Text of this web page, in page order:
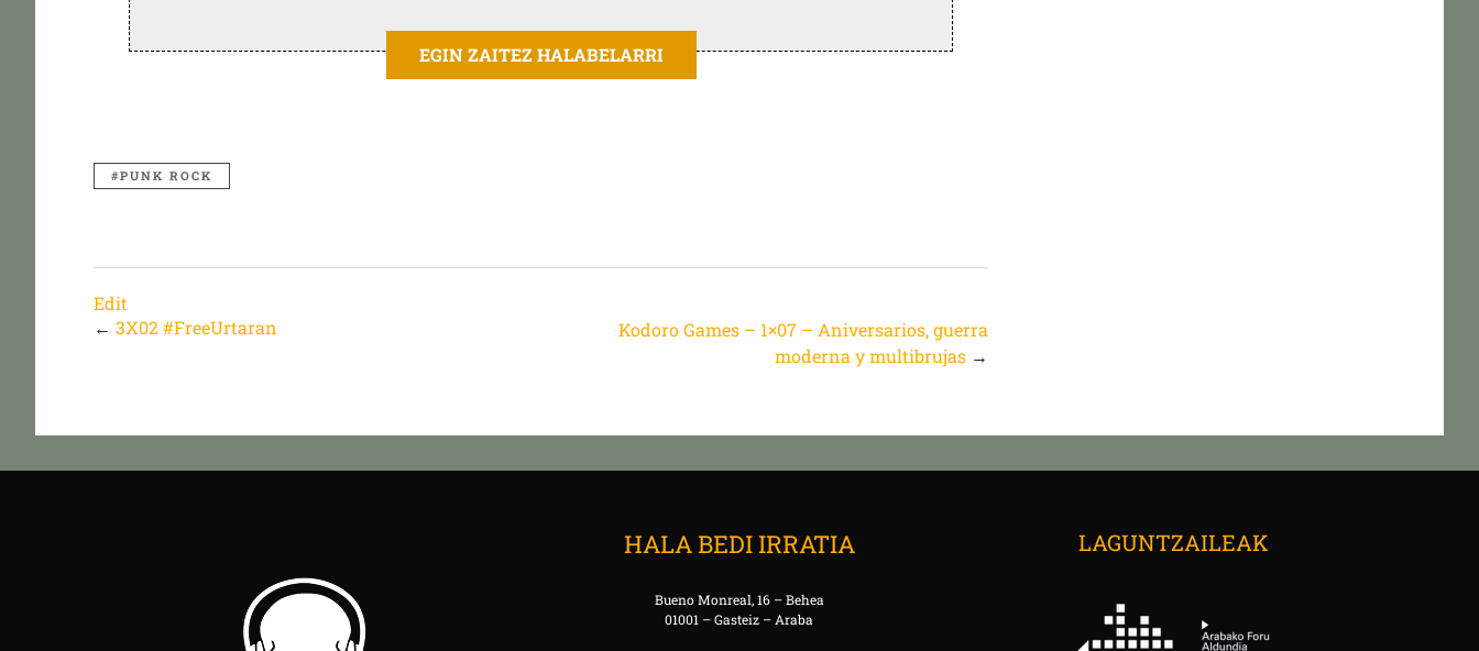
EGIN ZAITEZ HALABELARRI
PUNK ROCK
Edit
←3X02 #FreeUrtaran
Kodoro Games – 1×07 – Aniversarios, guerra
moderna y multibrujas →
HALA BEDI IRRATIA
Bueno Monreal, 16 – Behea
01001 – Gasteiz – Araba
LAGUNTZAILEAK